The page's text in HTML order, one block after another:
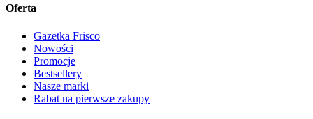
Oferta
Gazetka Frisco
Nowości
Promocje
Bestsellery
Nasze marki
Rabat na pierwsze zakupy